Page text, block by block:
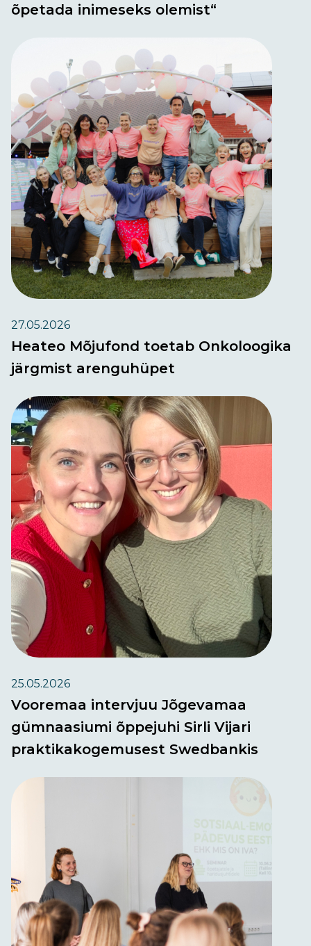
õpetada inimeseks olemist“
27.05.2026
Heateo Mõjufond toetab Onkoloogika
järgmist arenguhüpet
25.05.2026
Vooremaa intervjuu Jõgevamaa
gümnaasiumi õppejuhi Sirli Vijari
praktikakogemusest Swedbankis